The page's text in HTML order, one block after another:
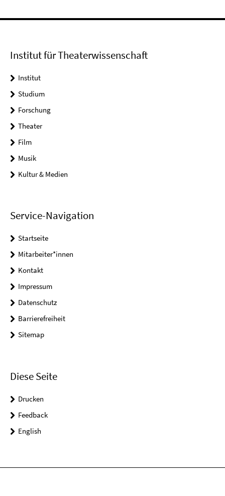
Institut für Theaterwissenschaft
Institut
Studium
Forschung
Theater
Film
Musik
Kultur & Medien
Service-Navigation
Startseite
Mitarbeiter*innen
Kontakt
Impressum
Datenschutz
Barrierefreiheit
Sitemap
Diese Seite
Drucken
Feedback
English